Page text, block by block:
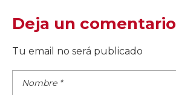
Deja un comentario
Tu email no será publicado